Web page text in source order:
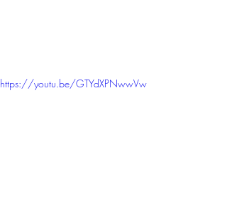
https://youtu.be/GTYdXPNwwVw